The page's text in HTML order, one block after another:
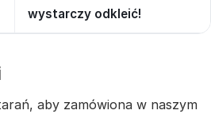
wystarczy odkleić!
aby zamówiona w naszym